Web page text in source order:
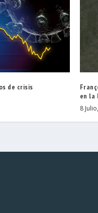
de crisis
en la
8